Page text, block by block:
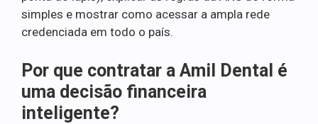
simples e mostrar como acessar a ampla rede
credenciada em todo o país.
Por que contratar a Amil Dental é
uma decisão financeira
inteligente?